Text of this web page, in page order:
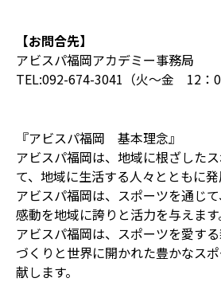
【お問合先】
アビスパ福岡アカデミー事務局
TEL:092-674-3041（火～金 12：
『アビスパ福岡 基本理念』
アビスパ福岡は、地域に根ざした
て、地域に生活する人々とともに発
アビスパ福岡は、スポーツを通じ
感動を地域に誇りと活力を与えます
アビスパ福岡は、スポーツを愛す
づくりと世界に開かれた豊かなス
献します。